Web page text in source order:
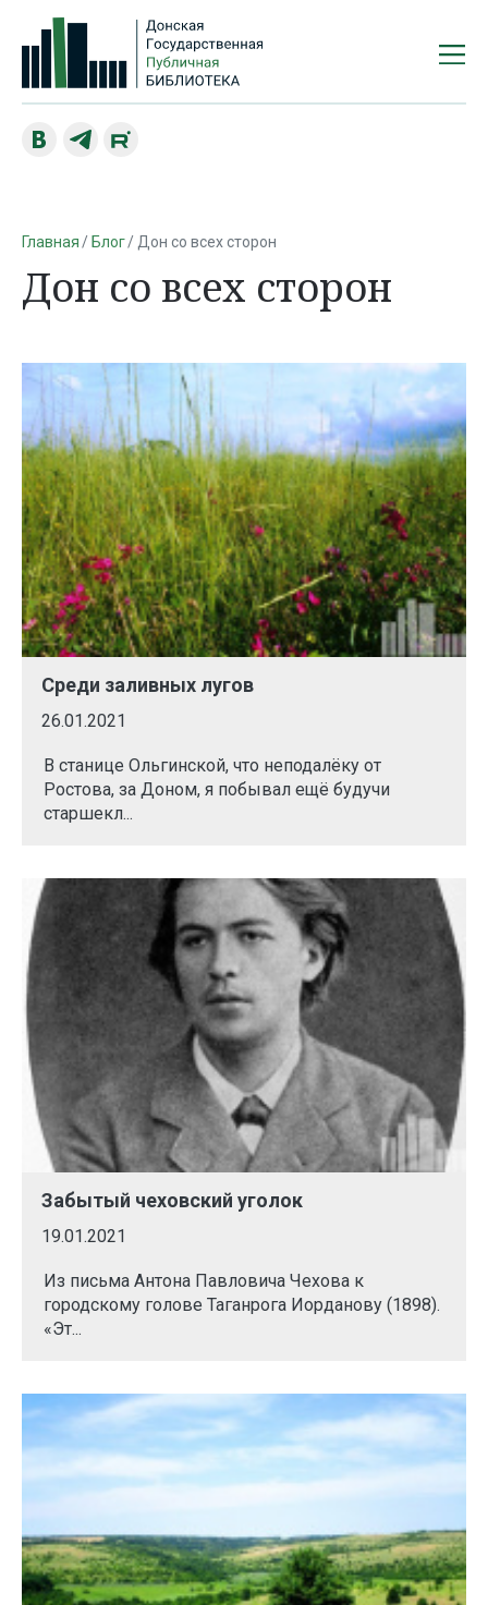
Главная Блог Дон со всех сторон
Дон со всех сторон
Среди заливных лугов
26.01.2021
В станице Ольгинской, что неподалёку от
Ростова, за Доном, я побывал ещё будучи
старшекл...
Забытый чеховский уголок
19.01.2021
Из письма Антона Павловича Чехова к
городскому голове Таганрога Иорданову (1898).
«Эт...